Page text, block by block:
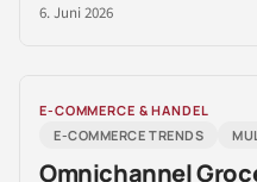
6. Juni 2026
E-COMMERCE & HANDEL
E-COMMERCE TRENDS
Omnichannel